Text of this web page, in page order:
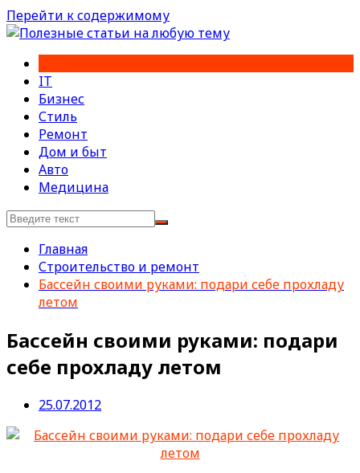
Перейти к содержимому
IT
Бизнес
Стиль
Ремонт
Дом и быт
Авто
Медицина
Главная
Строительство и ремонт
Бассейн своими руками: подари себе прохладу
летом
Бассейн своими руками: подари
себе прохладу летом
25.07.2012